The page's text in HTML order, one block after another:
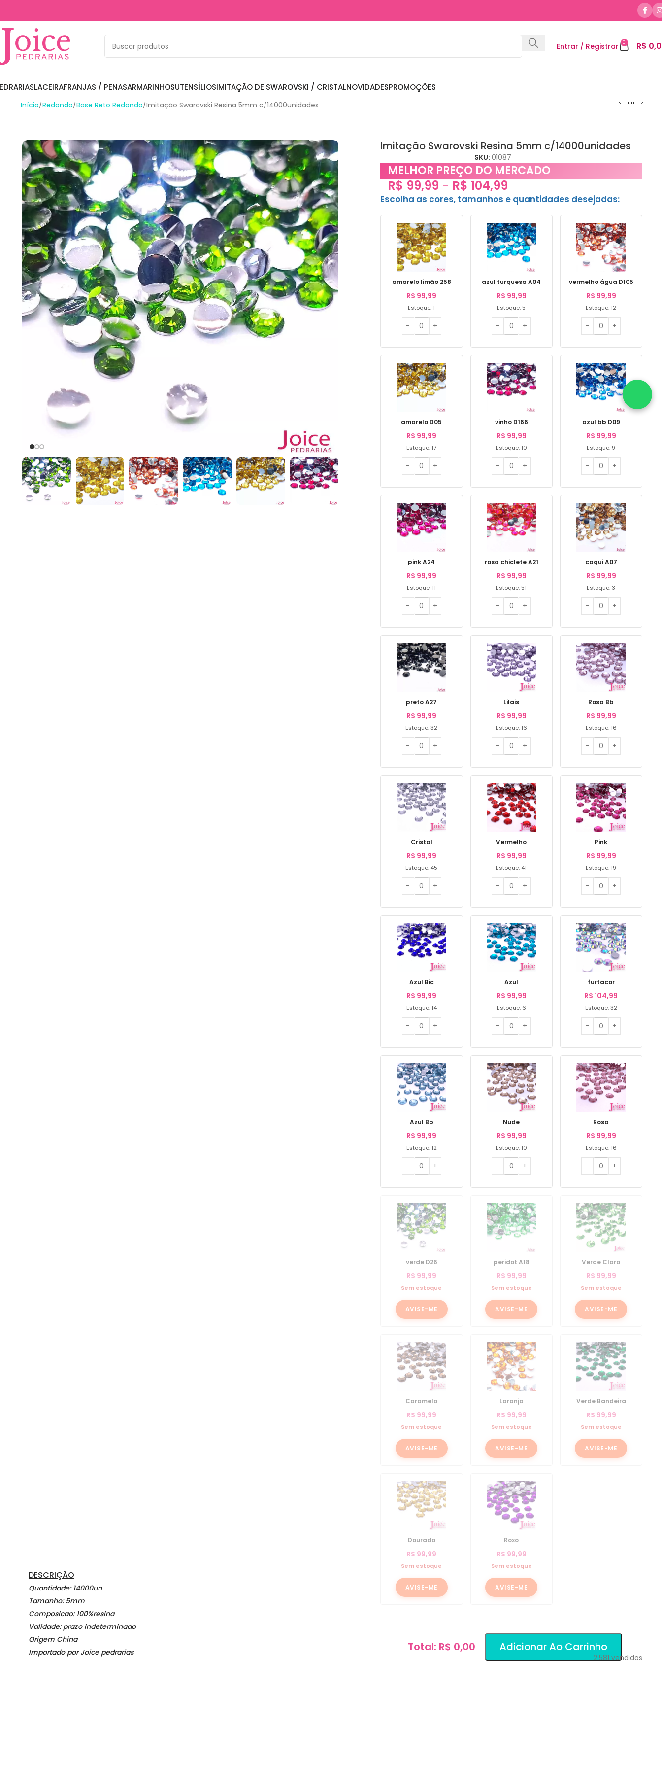
Entrar / Registrar 0 R$
LACEIRAFRANJAS / PENASARMARINHOSUTENSÍLIOSIMITAÇÃO DE SWAROVSKI / CRISTALNOVIDADESPROMOÇÕES
Início Redondo Base Reto Redondo Imitação Swarovski Resina 5mm c/14000unidades
DESCRIÇÃO
Quantidade: 14000un
Tamanho: 5mm
Composicao: 100%resina
Validade: prazo indeterminado
Origem China
Importado por Joice pedrarias
Imitação Swarovski Resina 5mm c/14000unidades
SKU:01087
MELHOR PREÇO DO MERCADO
R$ 99,99 – R$ 104,99
Escolha as cores, tamanhos e quantidades desejadas:
amarelo limão 258
R$ 99,99
Estoque: 1
azul turquesa A04
R$ 99,99
Estoque: 5
vermelho água D105
R$ 99,99
Estoque: 12
amarelo D05
R$ 99,99
Estoque: 17
vinho D166
R$ 99,99
Estoque: 10
azul bb D09
R$ 99,99
Estoque: 9
pink A24
R$ 99,99
Estoque: 11
rosa chiclete A21
R$ 99,99
Estoque: 51
caqui A07
R$ 99,99
Estoque: 3
preto A27
R$ 99,99
Estoque: 32
Lilais
R$ 99,99
Estoque: 16
Rosa Bb
R$ 99,99
Estoque: 16
Cristal
R$ 99,99
Estoque: 45
Vermelho
R$ 99,99
Estoque: 41
Pink
R$ 99,99
Estoque: 19
Azul Bic
R$ 99,99
Estoque: 14
Azul
R$ 99,99
Estoque: 6
furtacor
R$ 104,99
Estoque: 32
Azul Bb
R$ 99,99
Estoque: 12
Nude
R$ 99,99
Estoque: 10
Rosa
R$ 99,99
Estoque: 16
verde D26
R$ 99,99
Sem estoque
AVISE-ME
peridot A18
R$ 99,99
Sem estoque
AVISE-ME
Verde Claro
R$ 99,99
Sem estoque
AVISE-ME
Caramelo
R$ 99,99
Sem estoque
AVISE-ME
Laranja
R$ 99,99
Sem estoque
AVISE-ME
Verde Bandeira
R$ 99,99
Sem estoque
AVISE-ME
Dourado
R$ 99,99
Sem estoque
AVISE-ME
Roxo
R$ 99,99
Sem estoque
AVISE-ME
Total: R$ 0,00 Adicionar Ao Carrinho
2.581vendidos